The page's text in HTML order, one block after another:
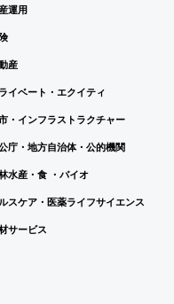
運用
産
イベート・エクイティ
・インフラストラクチャー
庁・地方自治体・公的機関
水産・食 ・バイオ
スケア・医薬ライフサイエンス
サービス